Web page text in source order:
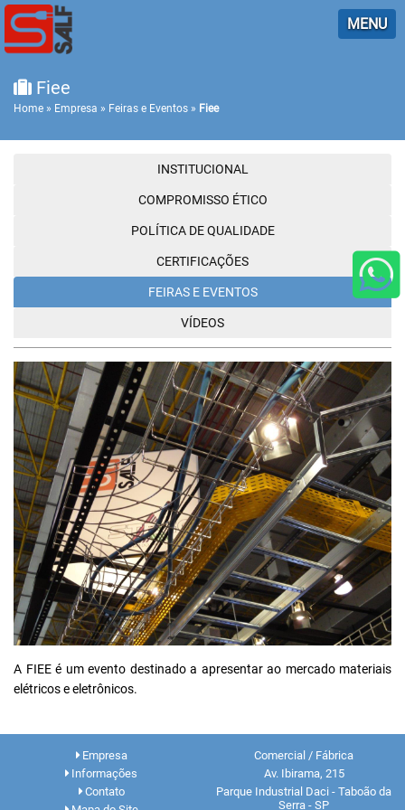
MENU
Fiee
Home » Empresa » Feiras e Eventos » Fiee
INSTITUCIONAL
COMPROMISSO ÉTICO
POLÍTICA DE QUALIDADE
CERTIFICAÇÕES
FEIRAS E EVENTOS
VÍDEOS
A FIEEé um evento destinado a apresentar ao mercado materiais
elétricos e eletrônicos.
Empresa
Informações
Contato
Comercial / Fábrica
Av. Ibirama, 215
Parque Industrial Daci - Taboão da
Serra - SP